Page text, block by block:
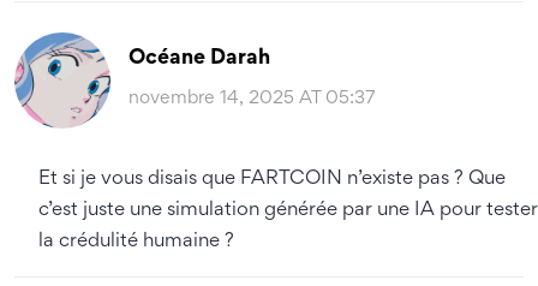
Océane Darah
novembre 14, 2025 AT 05:37
Et si je vous disais que FARTCOIN n’existe pas ? Que
c’est juste une simulation générée par une IA pour tester
la crédulité humaine ?